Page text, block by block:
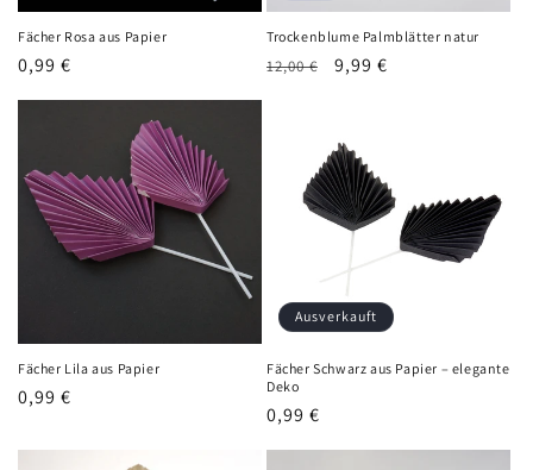
Fächer Rosa aus Papier
Normaler
0,99 €
Trockenblume Palmblätter natur
Normaler
12,00 € Verkaufspreis
9,99 €
Fächer Lila aus Papier
Normaler
0,99 €
Ausverkauft
Fächer Schwarz aus Papier – elegante
Deko
Normaler
0,99 €